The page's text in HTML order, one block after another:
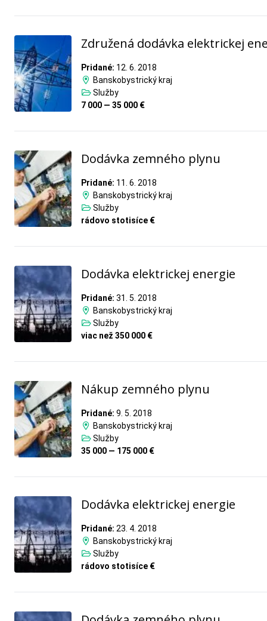
Združená dodávka elektrickej
Pridané: 12. 6. 2018
Banskobystrický kraj
Služby
7 000 — 35 000 €
Dodávka zemného plynu
Pridané: 11. 6. 2018
Banskobystrický kraj
Služby
rádovo stotisíce €
Dodávka elektrickej energie
Pridané: 31. 5. 2018
Banskobystrický kraj
Služby
viac než 350 000 €
Nákup zemného plynu
Pridané: 9. 5. 2018
Banskobystrický kraj
Služby
35 000 — 175 000 €
Dodávka elektrickej energie
Pridané: 23. 4. 2018
Banskobystrický kraj
Služby
rádovo stotisíce €